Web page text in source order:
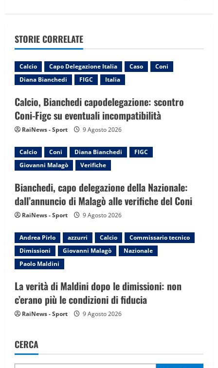
i
g
a
t
i
o
n
STORIE CORRELATE
Calcio Capo Delegazione Italia Caso
Coni
Diana Bianchedi
FIGC Italia
Calcio, Bianchedi capodelegazione: scontro
Coni-Figc su eventuali incompatibilità
RaiNews - Sport 9 Agosto 2026
Calcio Coni Diana Bianchedi
FIGC
Giovanni Malagò
Verifiche
Bianchedi, capo delegazione della Nazionale:
dall’annuncio di Malagò alle verifiche del Coni
RaiNews - Sport 9 Agosto 2026
Andrea Pirlo azzurri Calcio
Commissario tecnico
Dimissioni
Giovanni Malagò
Nazionale
Paolo Maldini
La verità di Maldini dopo le dimissioni: non
c’erano più le condizioni di fiducia
RaiNews - Sport 9 Agosto 2026
CERCA